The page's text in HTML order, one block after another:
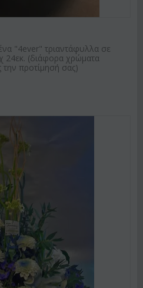
"4ever" τριαντάφυλλα σε
24εκ. (διάφορα χρώματα
προτίμησή σας)